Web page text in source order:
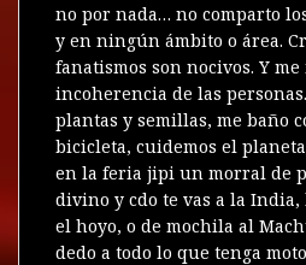
no por nada… no comparto
y en ningún ámbito o área.
fanatismos son nocivos. Y
incoherencia de las
plantas y semillas, me baño
bicicleta, cuidemos el
en la feria jipi un morral de
divino y cdo te vas a la
el hoyo, o de mochila al
dedo a todo lo que tenga